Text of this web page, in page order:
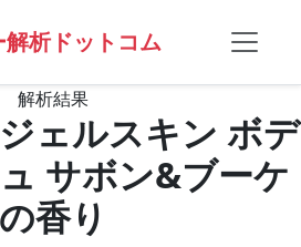
解析ドットコム
解析結果
ェルスキン ボデ
サボン&ブーケ
の香り